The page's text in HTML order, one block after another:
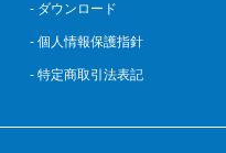
- ダウンロード
- 個人情報保護指針
- 特定商取引法表記